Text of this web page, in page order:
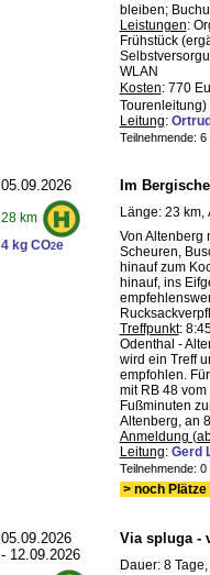
bleiben;
Leistungen:
Frühstück
WLAN
Kosten: 770
Tourenleitung)
Leitung:
Teilnehmende:
05.09.2026
28 km
4 kg CO2e
Im
Länge: 23 km,
Von Altenberg
Scheuren,
hinauf zum
hinauf, ins
Treffpunkt:
Odenthal -
wird ein Treff
empfohlen.
mit RB 48
Fußminuten
Altenberg, an
Anmeldung
Leitung: Gerd
Teilnehmende:
> noch
05.09.2026
- 12.09.2026
Via spluga -
Dauer: 8